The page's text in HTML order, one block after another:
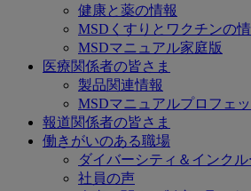
健康と薬の情報
MSDくすりとワクチンの
MSDマニュアル家庭版
医療関係者の皆さま
製品関連情報
MSDマニュアルプロフェ
報道関係者の皆さま
働きがいのある職場
ダイバーシティ＆インク
社員の声